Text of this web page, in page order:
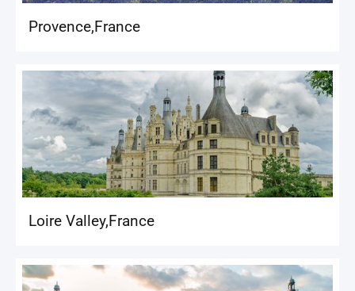
Provence,France
Loire Valley,France